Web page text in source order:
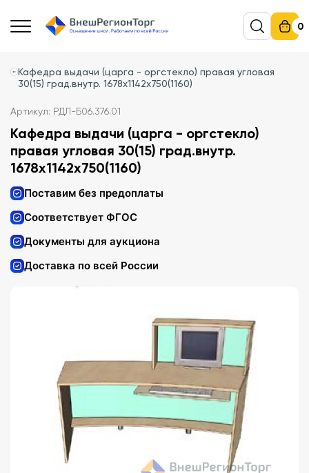
0
Кафедра выдачи (царга - оргстекло) правая угловая
30(15) град.внутр. 1678х1142х750(1160)
Артикул: РДЛ-Б06.376.01
Кафедра выдачи (царга - оргстекло)
правая угловая 30(15) град.внутр.
1678х1142х750(1160)
Поставим без предоплаты
Соответствует ФГОС
Документы для аукциона
Доставка по всей России